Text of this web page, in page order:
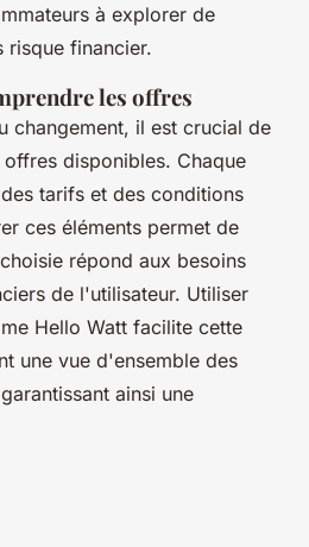
à explorer de
risque financier.
les offres
changement, il est crucial de
disponibles. Chaque
tarifs et des conditions
ces éléments permet de
répond aux besoins
de l'utilisateur. Utiliser
Hello Watt facilite cette
une vue d'ensemble des
ainsi une